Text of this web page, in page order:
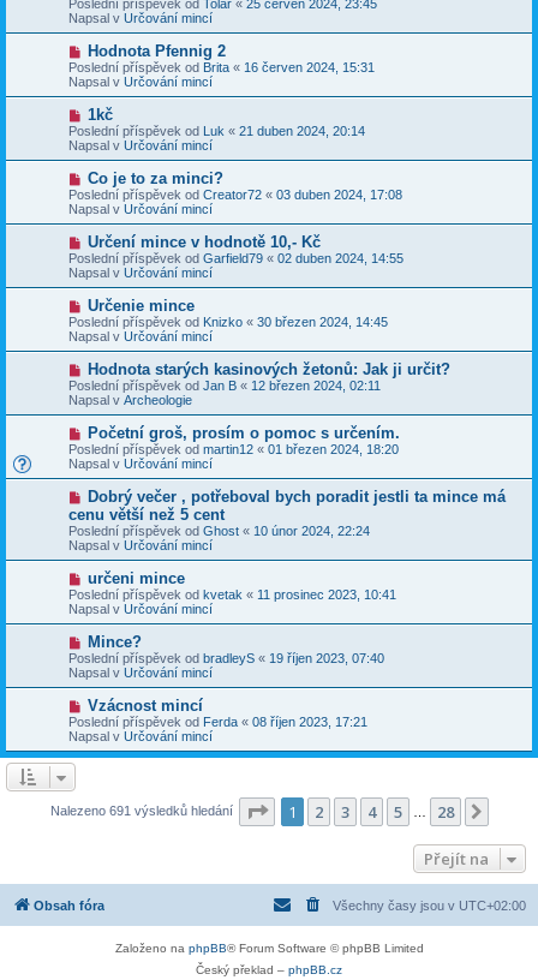
e
k
í
s
p
v
e
k
v
ý
p
í
s
p
ě
v
e
k
Poslední příspěvek od Tolar « 25 červen 2024, 23:45
Napsal v Určování mincí
N
o
v
ý
í
s
p
ě
v
e
k
Hodnota Pfennig 2
Poslední příspěvek od Brita « 16 červen 2024, 15:31
Napsal v Určování mincí
N
o
v
ý
í
s
p
ě
v
e
k
1kč
Poslední příspěvek od Luk « 21 duben 2024, 20:14
Napsal v Určování mincí
N
o
v
ý
p
í
s
p
ě
v
e
k
Co je to za minci?
Poslední příspěvek od Creator72 « 03 duben 2024, 17:08
Napsal v Určování mincí
N
o
v
ý
p
í
s
p
v
e
k
Určení mince v hodnotě 10,- Kč
Poslední příspěvek od Garfield79 « 02 duben 2024, 14:55
Napsal v Určování mincí
N
o
v
ý
p
í
s
p
v
e
k
Určenie mince
Poslední příspěvek od Knizko « 30 březen 2024, 14:45
Napsal v Určování mincí
N
o
v
ý
p
í
s
p
v
e
k
Hodnota starých kasinových žetonů: Jak ji určit?
Poslední příspěvek od Jan B « 12 březen 2024, 02:11
Napsal v Archeologie
N
o
v
ý
p
í
s
p
ě
v
e
k
Početní groš, prosím o pomoc s určením.
Poslední příspěvek od martin12 « 01 březen 2024, 18:20
Napsal v Určování mincí
N
v
ý
p
ř
s
p
ě
v
e
k
Dobrý večer , potřeboval bych poradit jestli ta mince má
cenu větší než 5 cent
Poslední příspěvek od Ghost « 10 únor 2024, 22:24
Napsal v Určování mincí
N
o
v
ý
p
í
s
p
ě
v
e
k
určeni mince
Poslední příspěvek od kvetak « 11 prosinec 2023, 10:41
Napsal v Určování mincí
N
o
v
ý
p
í
s
p
k
Mince?
Poslední příspěvek od bradleyS « 19 říjen 2023, 07:40
Napsal v Určování mincí
N
o
v
ý
p
p
Vzácnost mincí
Poslední příspěvek od Ferda « 08 říjen 2023, 17:21
Napsal v Určování mincí
Nalezeno 691 výsledků hledání Stránka z 28
1 2 3 4 5 28
Přejít na
Obsah fóra Všechny časy jsou v UTC+02:00
Založeno na phpBB® Forum Software © phpBB Limited
Český překlad – phpBB.cz